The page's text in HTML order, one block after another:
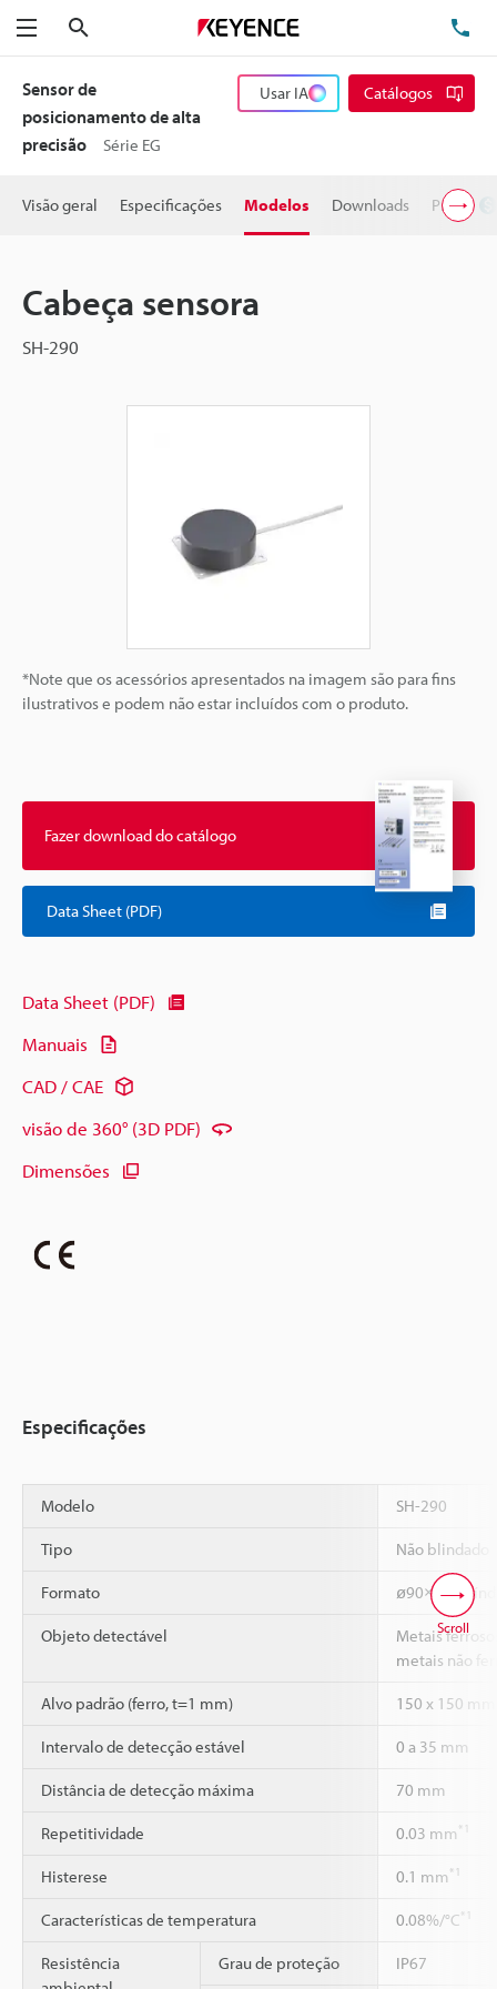
Menu
Sensor de
posicionamento de alta
precisão
Série EG
Usar IA Catálogos
Visão geral Especificações Modelos Downloads Preço
Cabeça sensora
SH-290
*Note que os acessórios apresentados na imagem são para fins
ilustrativos e podem não estar incluídos com o produto.
Fazer download do catálogo
Data Sheet (PDF)
Data Sheet (PDF)
Manuais
CAD / CAE
visão de 360° (3D PDF)
Dimensões
Especificações
Modelo SH-290
Tipo Não blindado
Formato ø90×30
Objeto detectável
Metais
metais não
Alvo padrão (ferro, t=1 mm) 150 x 150 mm
Intervalo de detecção estável 0 a 35 mm
Distância de detecção máxima 70 mm
Repetitividade 0.03 mm *1
Histerese 0.1 mm*1
Características de temperatura 0.08%/°C *1
Resistência
Grau de proteção IP67
Scroll